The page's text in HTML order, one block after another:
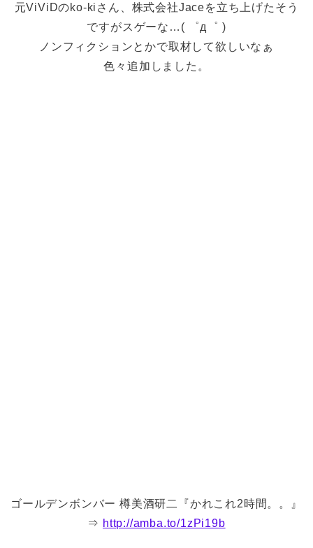
元ViViDのko-kiさん、株式会社Jaceを立ち上げたそう
ですがスゲーな…( ゜д゜ )
ノンフィクションとかで取材して欲しいなぁ
色々追加しました。
ゴールデンボンバー 樽美酒研二『かれこれ2時間。。』
⇒ http://amba.to/1zPi19b